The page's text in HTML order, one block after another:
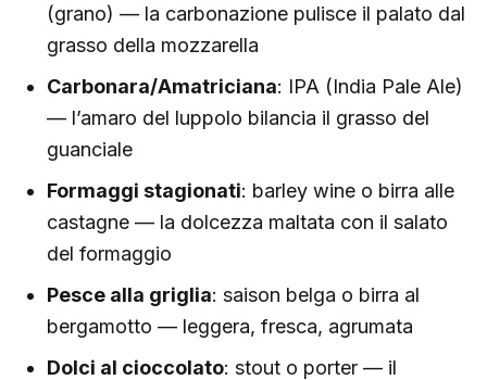
(grano) — la carbonazione pulisce il palato dal
grasso della mozzarella
Carbonara/Amatriciana: IPA (India Pale Ale)
— l’amaro del luppolo bilancia il grasso del
guanciale
Formaggi stagionati: barley wine o birra alle
castagne — la dolcezza maltata con il salato
del formaggio
Pesce alla griglia: saison belga o birra al
bergamotto — leggera, fresca, agrumata
Dolci al cioccolato: stout o porter — il